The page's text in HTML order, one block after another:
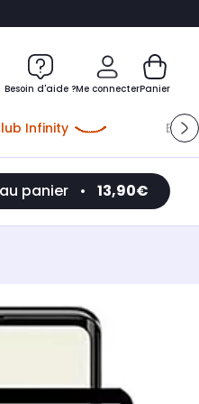
Besoin d'aide ?Me connecter
Me connecter
clientCréer mon compte
me connecter avec
Panier
Infinity
panier • 13,90€